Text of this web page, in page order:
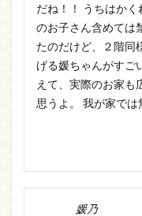
だね！！ うちはか
のお子さん含めては
たのだけど、２階同
げる媛ちゃんがすご
えて、実際のお家も
思うよ。 我が家では
媛乃